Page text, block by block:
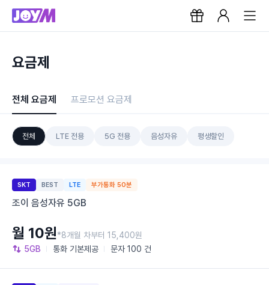
요금제
전체 요금제 프로모션 요금제
전체 LTE 전용 5G 전용 음성자유 평생할인
SKT BEST LTE 부가통화 50분
조이 음성자유 5GB
5GB 통화 기본제공 문자 100 건
월 10원*8개월 차부터 15,400원